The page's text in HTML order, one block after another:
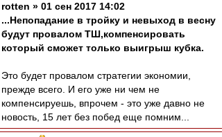
rotten » 01 сен 2017 14:02
...Непопадание в тройку и невыход в весну
будут провалом ТШ,компенсировать
который сможет только выигрыш кубка.
Это будет провалом стратегии экономии,
прежде всего. И его уже ни чем не
компенсируешь, впрочем - это уже давно не
новость, 15 лет без побед еще помним...